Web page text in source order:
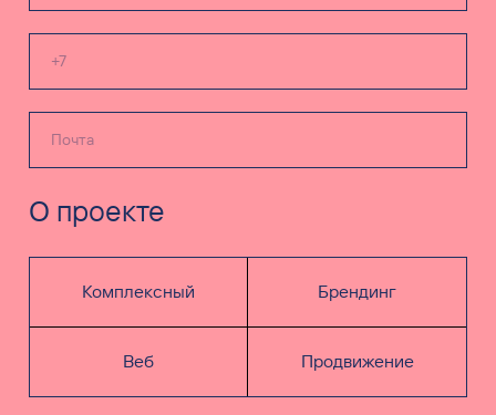
О проекте
Комплексный Брендинг
Веб Продвижение